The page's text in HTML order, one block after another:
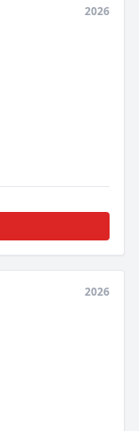
2026
2026